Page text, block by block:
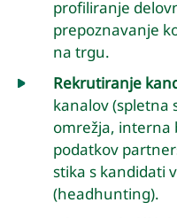
profiliranje
prepoznavanje
na trgu.
Rekrutiranje
kanalov (spletna
omrežja, interna
podatkov
stika s kandidati
(headhunting).